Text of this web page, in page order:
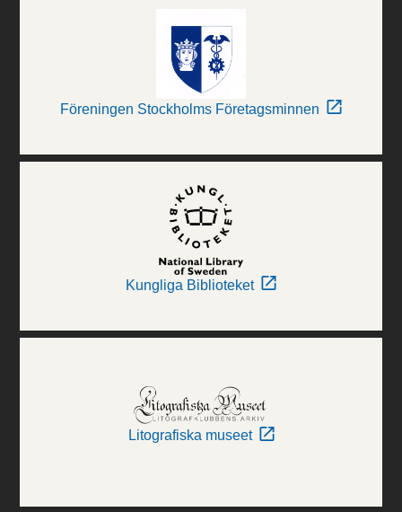
Föreningen Stockholms Företagsminnen
Kungliga Biblioteket
Litografiska museet